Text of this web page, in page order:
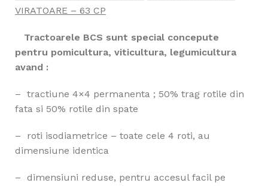
VIRATOARE – 63 CP
Tractoarele BCS sunt special concepute
pentru pomicultura, viticultura, legumicultura
avand :
– tractiune 4×4 permanenta ; 50% trag rotile din
fata si 50% rotile din spate
– roti isodiametrice – toate cele 4 roti, au
dimensiune identica
– dimensiuni reduse, pentru accesul facil pe